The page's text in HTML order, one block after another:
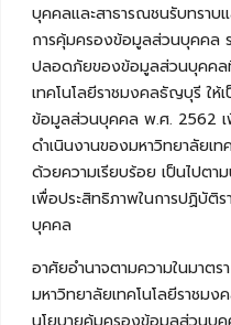
บุคคลและสาธารณชนรับทราบแ
การคุ้มครองข้อมูลส่วนบุคคล
ปลอดภัยของข้อมูลส่วนบุคคล
เทคโนโลยีราชมงคลธัญบุรี ใ
ข้อมูลส่วนบุคคล พ.ศ. 2562 เพื่
ดำเนินงานของมหาวิทยาลัยเ
ด้วยความเรียบร้อย เป็นไปตา
เพื่อประสิทธิภาพในการปฏิบัติ
บุคคล
อาศัยอำนาจตามความในมาต
มหาวิทยาลัยเทคโนโลยีราชม